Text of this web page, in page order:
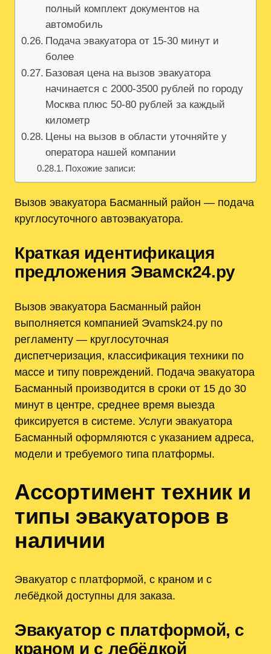
полный комплект документов на
автомобиль
Подача эвакуатора от 15-30 минут и
более
Базовая цена на вызов эвакуатора
начинается с 2000-3500 рублей по городу
Москва плюс 50-80 рублей за каждый
километр
Цены на вызов в области уточняйте у
оператора нашей компании
Похожие записи:
Вызов эвакуатора Басманный район — подача
круглосуточного автоэвакуатора.
Краткая идентификация
предложения Эвамск24.ру
Вызов эвакуатора Басманный район
выполняется компанией Эvamsk24.ру по
регламенту ― круглосуточная
диспетчеризация, классификация техники по
массе и типу повреждений. Подача эвакуатора
Басманный производится в сроки от 15 до 30
минут в центре, среднее время выезда
фиксируется в системе. Услуги эвакуатора
Басманный оформляются с указанием адреса,
модели и требуемого типа платформы.
Ассортимент техник и
типы эвакуаторов в
наличии
Эвакуатор с платформой, с краном и с
лебёдкой доступны для заказа.
Эвакуатор с платформой, с
краном и с лебёдкой